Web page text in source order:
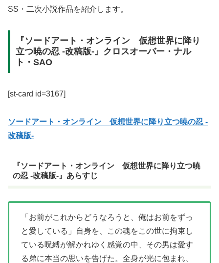
SS・二次小説作品を紹介します。
『ソードアート・オンライン 仮想世界に降り
立つ暁の忍 -改稿版-』クロスオーバー・ナル
ト・SAO
[st-card id=3167]
ソードアート・オンライン 仮想世界に降り立つ暁の忍 -
改稿版-
『ソードアート・オンライン 仮想世界に降り立つ暁
の忍 -改稿版-』あらすじ
「お前がこれからどうなろうと、俺はお前をずっ
と愛している」自身を、この魂をこの世に拘束し
ている呪縛が解かれゆく感覚の中、その男は愛す
る弟に本当の思いを告げた。全身が光に包まれ、